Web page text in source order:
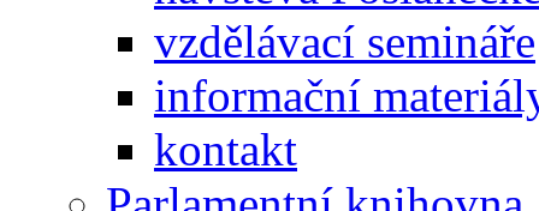
vzdělávací semináře
informační
kontakt